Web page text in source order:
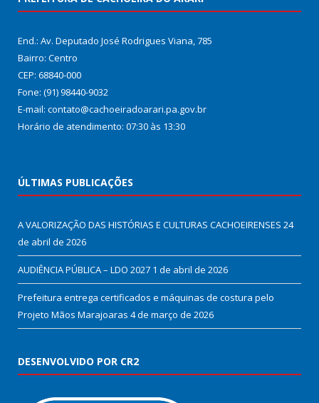
End.: Av. Deputado José Rodrigues Viana, 785
Bairro: Centro
CEP: 68840-000
Fone: (91) 98440-9032
E-mail: contato@cachoeiradoarari.pa.gov.br
Horário de atendimento: 07:30 às 13:30
ÚLTIMAS PUBLICAÇÕES
A VALORIZAÇÃO DAS HISTÓRIAS E CULTURAS CACHOEIRENSES 24
de abril de 2026
AUDIÊNCIA PÚBLICA – LDO 2027 1 de abril de 2026
Prefeitura entrega certificados e máquinas de costura pelo
Projeto Mãos Marajoaras 4 de março de 2026
DESENVOLVIDO POR CR2